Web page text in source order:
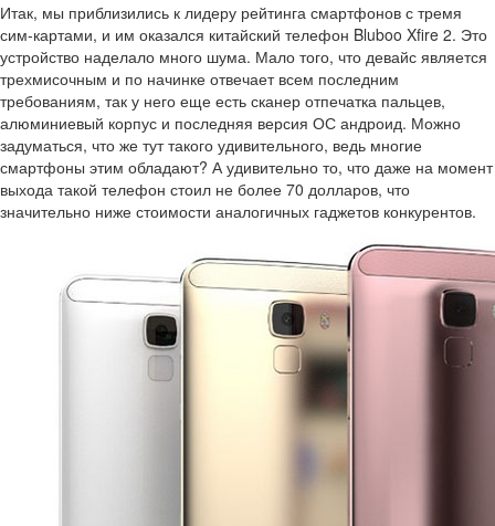
Итак, мы приблизились к лидеру рейтинга смартфонов с тремя
сим-картами, и им оказался китайский телефон Bluboo Xfire 2. Это
устройство наделало много шума. Мало того, что девайс является
трехмисочным и по начинке отвечает всем последним
требованиям, так у него еще есть сканер отпечатка пальцев,
алюминиевый корпус и последняя версия ОС андроид. Можно
задуматься, что же тут такого удивительного, ведь многие
смартфоны этим обладают? А удивительно то, что даже на момент
выхода такой телефон стоил не более 70 долларов, что
значительно ниже стоимости аналогичных гаджетов конкурентов.